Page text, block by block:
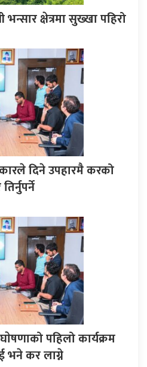
क्षेत्रमा सुख्खा पहिरो
दिने उपहारमै करको
पहिलो कार्यक्रम
भने कर लाग्ने